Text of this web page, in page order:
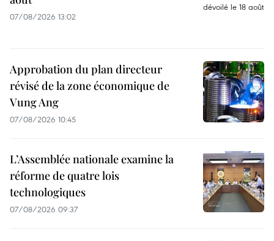
07/08/2026 13:02
Approbation du plan directeur
révisé de la zone économique de
Vung Ang
07/08/2026 10:45
L’Assemblée nationale examine la
réforme de quatre lois
technologiques
07/08/2026 09:37